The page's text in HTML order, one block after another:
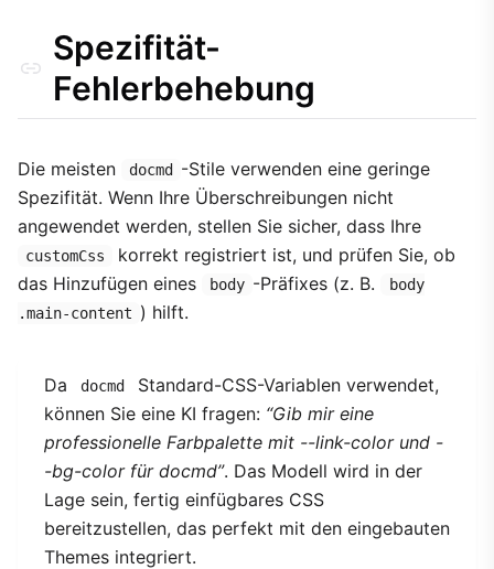
Spezifität-
Fehlerbehebung
Die meisten docmd
-Stile verwenden eine geringe
Spezifität. Wenn Ihre Überschreibungen nicht
angewendet werden, stellen Sie sicher, dass Ihre
customCss
korrekt registriert ist, und prüfen Sie, ob
das Hinzufügen eines
body -Präfixes (z. B.
body
.main-content ) hilft.
Da docmd
Standard-CSS-Variablen verwendet,
können Sie eine KI fragen: “Gib mir eine
professionelle Farbpalette mit --link-color und -
-bg-color für docmd”. Das Modell wird in der
Lage sein, fertig einfügbares CSS
bereitzustellen, das perfekt mit den eingebauten
Themes integriert.